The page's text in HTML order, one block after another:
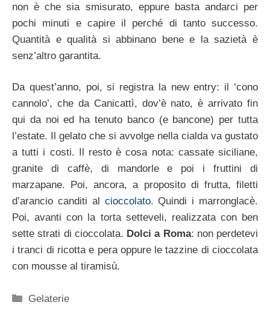
non è che sia smisurato, eppure basta andarci per
pochi minuti e capire il perché di tanto successo.
Quantità e qualità si abbinano bene e la sazietà è
senz’altro garantita.
Da quest’anno, poi, si registra la new entry: il ‘cono
cannolo’, che da Canicattì, dov’è nato, è arrivato fin
qui da noi ed ha tenuto banco (e bancone) per tutta
l’estate. Il gelato che si avvolge nella cialda va gustato
a tutti i costi. Il resto è cosa nota: cassate siciliane,
granite di caffè, di mandorle e poi i fruttini di
marzapane. Poi, ancora, a proposito di frutta, filetti
d’arancio canditi al cioccolato. Quindi i marronglacè.
Poi, avanti con la torta setteveli, realizzata con ben
sette strati di cioccolata. Dolci a Roma: non perdetevi
i tranci di ricotta e pera oppure le tazzine di cioccolata
con mousse al tiramisù.
Categorie
Gelaterie